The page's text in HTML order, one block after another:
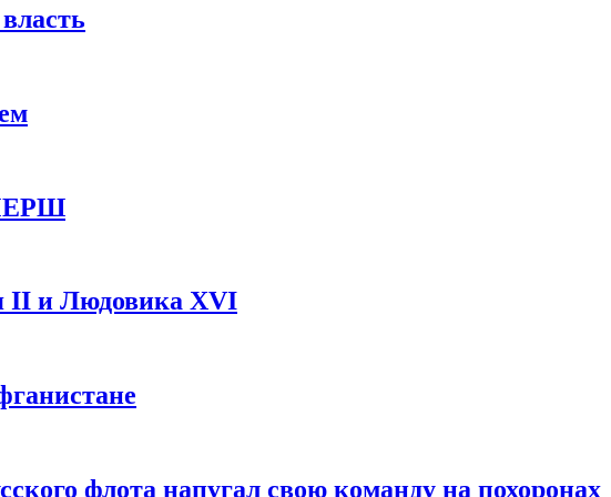
II и Людовика XVI
флота напугал свою команду на похоронах